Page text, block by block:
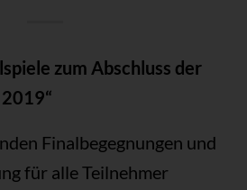
zum Abschluss der
Finalbegegnungen und
für alle Teilnehmer